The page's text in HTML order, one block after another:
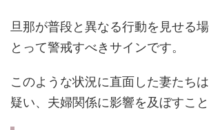
旦那が普段と異なる行動を見せる
とって警戒すべきサインです。
このような状況に直面した妻たち
疑い、夫婦関係に影響を及ぼすこと